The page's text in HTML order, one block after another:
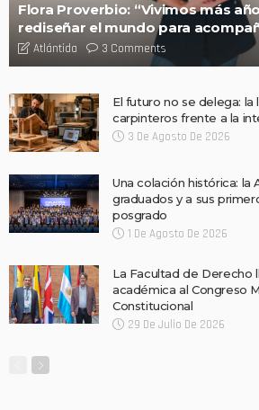
Flora Proverbio: “Vivimos más
rediseñar el mundo para
Atlántida 3 Comments
El futuro no se delega: la
carpinteros frente a la
3 De Agosto De 2026
Una colación histórica: la
graduados y a sus
posgrado
1 De Agosto De 2026
La Facultad de Derecho
académica al Congreso
Constitucional
29 De Julio De 2026